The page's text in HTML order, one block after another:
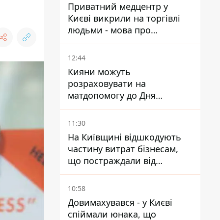
Приватний медцентр у
Києві викрили на торгівлі
людьми - мова про
сурогатне материнство
12:44
Кияни можуть
розраховувати на
матдопомогу до Дня
незалежності - кому її
дадуть
11:30
На Київщині відшкодують
частину витрат бізнесам,
що постраждали від
прильотів ракет
10:58
Довимахувався - у Києві
спіймали юнака, що